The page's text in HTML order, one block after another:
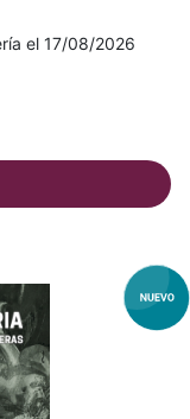
el 17/08/2026